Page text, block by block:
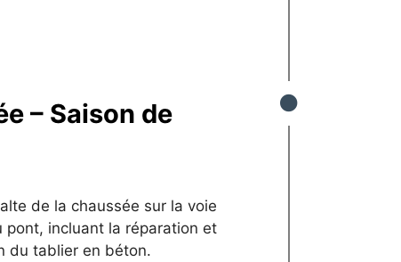
– Saison de
de la chaussée sur la voie
pont, incluant la réparation et
du tablier en béton.